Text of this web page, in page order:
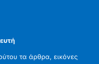
τα άρθρα, εικόνες